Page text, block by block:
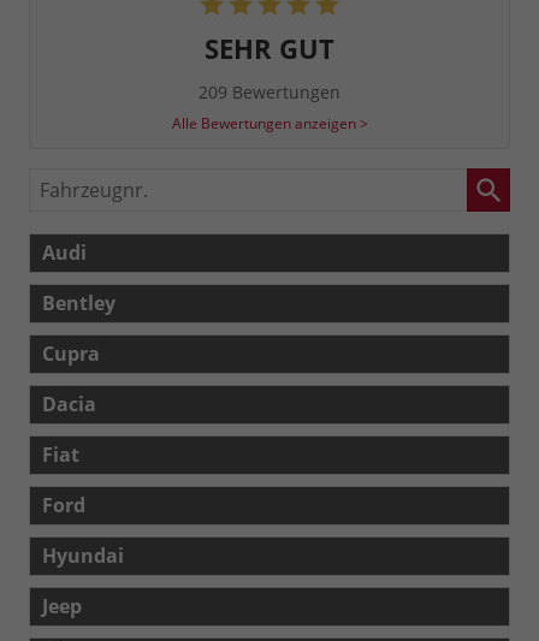
SEHR GUT
209 Bewertungen
Alle Bewertungen anzeigen >
Fahrzeugnr.
Audi
Bentley
Cupra
Dacia
Fiat
Ford
Hyundai
Jeep